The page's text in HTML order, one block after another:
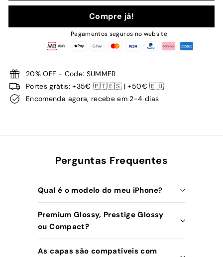
Compre já!
Pagamentos seguros no website
20% OFF - Code: SUMMER
Portes grátis: +35€ 🇵🇹🇪🇸 | +50€ 🇪🇺
Encomenda agora, recebe em 2-4 dias
Perguntas Frequentes
Qual é o modelo do meu iPhone?
Premium Glossy, Prestige Glossy
ou Compact?
As capas são compatíveis com